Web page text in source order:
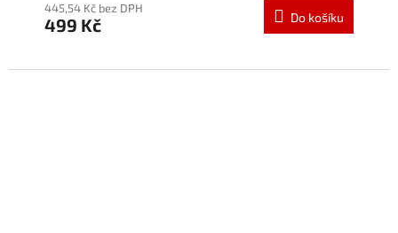
445,54 Kč bez DPH
499 Kč Do košíku